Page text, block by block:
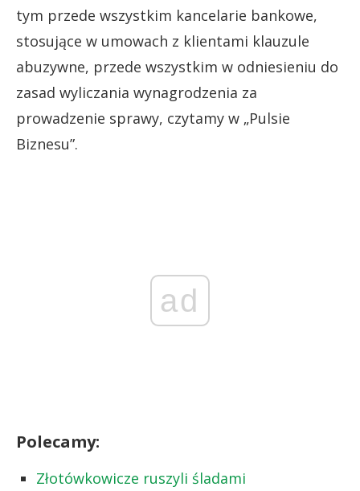
tym przede wszystkim kancelarie bankowe,
stosujące w umowach z klientami klauzule
abuzywne, przede wszystkim w odniesieniu do
zasad wyliczania wynagrodzenia za
prowadzenie sprawy, czytamy w „Pulsie
Biznesu”.
ad
Polecamy:
Złotówkowicze ruszyli śladami